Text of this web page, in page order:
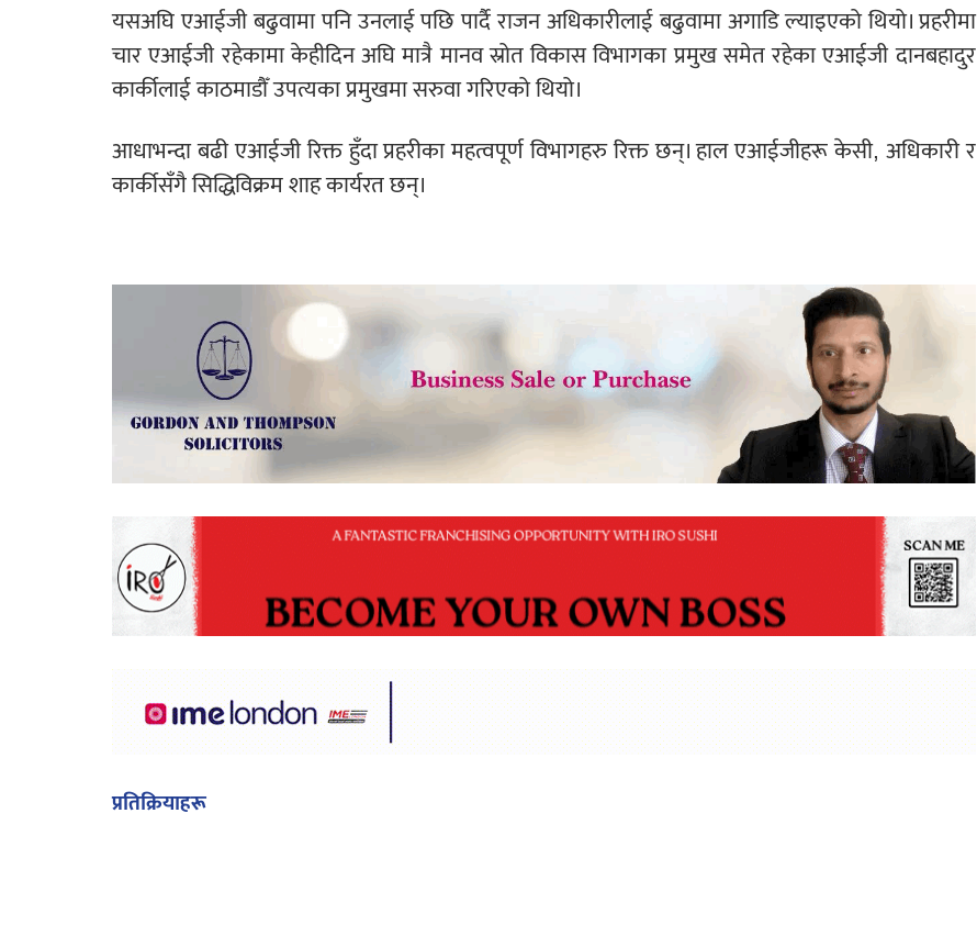
यसअघि एआईजी बढुवामा पनि उनलाई पछि पार्दै राजन अधिकारीलाई बढुवामा अगाडि ल्याइएको थियो। प्रहरीमा
चार एआईजी रहेकामा केहीदिन अघि मात्रै मानव स्रोत विकास विभागका प्रमुख समेत रहेका एआईजी दानबहादुर
कार्कीलाई काठमाडौँ उपत्यका प्रमुखमा सरुवा गरिएको थियो।
आधाभन्दा बढी एआईजी रिक्त हुँदा प्रहरीका महत्वपूर्ण विभागहरु रिक्त छन्। हाल एआईजीहरू केसी, अधिकारी र
कार्कीसँगै सिद्धिविक्रम शाह कार्यरत छन्।
प्रतिक्रियाहरू